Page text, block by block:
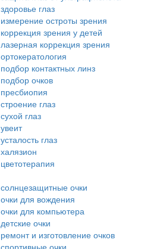
здоровье глаз
измерение остроты зрения
коррекция зрения у детей
лазерная коррекция зрения
ортокератология
подбор контактных линз
подбор очков
пресбиопия
строение глаз
сухой глаз
увеит
усталость глаз
халязион
цветотерапия
солнцезащитные очки
очки для вождения
очки для компьютера
детские очки
ремонт и изготовление очков